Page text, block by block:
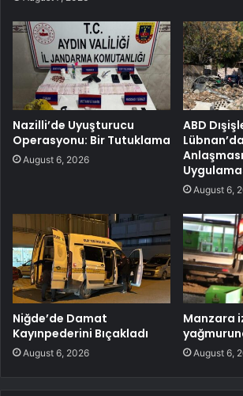
Nazilli’de Uyuşturucu
Operasyonu: Bir Tutuklama
August 6, 2026
ABD
August 6,
Niğde’de Damat
Kayınpederini Bıçakladı
August 6, 2026
Manzara
August 6,